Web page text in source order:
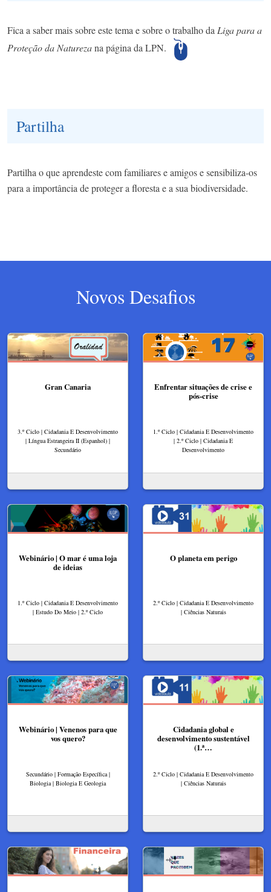
Fica a saber mais sobre este tema e sobre o trabalho daLiga para a
Proteção da Naturezana página da LPN.
Partilha
Partilha o que aprendeste com familiares e amigos e sensibiliza-os
para a importância de proteger a floresta e a sua biodiversidade.
Novos Desafios
Gran Canaria
3.º Ciclo | Cidadania E Desenvolvimento
| Língua Estrangeira II (Espanhol) |
Secundário
Enfrentar situações de crise e
pós-crise
1.º Ciclo | Cidadania E Desenvolvimento
| 2.º Ciclo | Cidadania E
Desenvolvimento
Webinário | O mar é uma loja
de ideias
1.º Ciclo | Cidadania E Desenvolvimento
| Estudo Do Meio | 2.º Ciclo
O planeta em perigo
2.º Ciclo | Cidadania E Desenvolvimento
| Ciências Naturais
Webinário | Venenos para que
vos quero?
Secundário | Formação Específica |
Biologia | Biologia E Geologia
Cidadania global e
desenvolvimento sustentável
(1.ª…
2.º Ciclo | Cidadania E Desenvolvimento
| Ciências Naturais